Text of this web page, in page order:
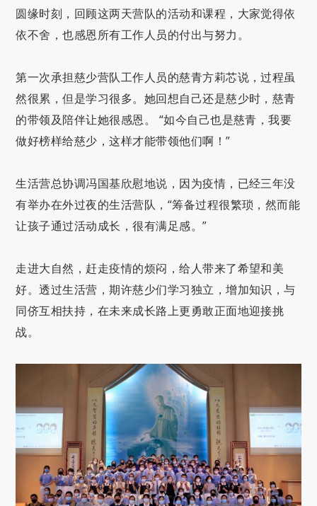
圆缘时刻，回顾这两天营队的活动和课程，大家觉得依
依不舍，也感恩所有工作人员的付出与努力。
第一次承担慈少营队工作人员的慈青方莉芯说，过程虽
然很累，但是学习很多。她回想自己还是慈少时，慈青
的带领及陪伴让她很感恩。 “如今自己也是慈青，我要
做好榜样给慈少，这样才能带领他们啊！”
生活营总协调冯国基欣慰地说，因为疫情，已经三年没
有举办在外过夜的生活营队，“筹备过程很繁琐，然而能
让孩子通过活动成长，很有满足感。”
走进大自然，赶走疫情的烦闷，给人带来了希望和美
好。透过生活营，期许慈少们学习独立，增加知识，与
同侪互相扶持，在未来成长路上更勇敢正面地迎接挑
战。